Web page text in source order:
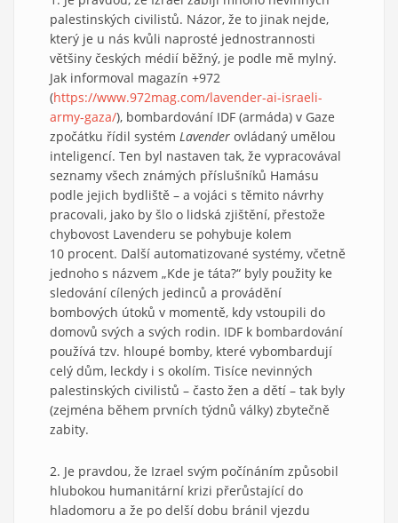
palestinských civilistů. Názor, že to jinak nejde,
který je u nás kvůli naprosté jednostrannosti
většiny českých médií běžný, je podle mě mylný.
Jak informoval magazín +972
(https://www.972mag.com/lavender-ai-israeli-
army-gaza/), bombardování IDF (armáda) v Gaze
zpočátku řídil systém Lavender ovládaný umělou
inteligencí. Ten byl nastaven tak, že vypracovával
seznamy všech známých příslušníků Hamásu
podle jejich bydliště – a vojáci s těmito návrhy
pracovali, jako by šlo o lidská zjištění, přestože
chybovost Lavenderu se pohybuje kolem
10 procent. Další automatizované systémy, včetně
jednoho s názvem „Kde je táta?“ byly použity ke
sledování cílených jedinců a provádění
bombových útoků v momentě, kdy vstoupili do
domovů svých a svých rodin. IDF k bombardování
používá tzv. hloupé bomby, které vybombardují
celý dům, leckdy i s okolím. Tisíce nevinných
palestinských civilistů – často žen a dětí – tak byly
(zejména během prvních týdnů války) zbytečně
zabity.
2. Je pravdou, že Izrael svým počínáním způsobil
hlubokou humanitární krizi přerůstající do
hladomoru a že po delší dobu bránil vjezdu